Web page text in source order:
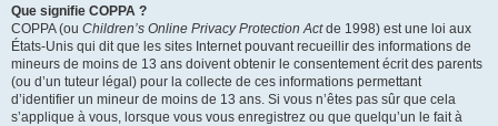
Que signifie COPPA ?
COPPA (ou Children’s Online Privacy Protection Actde 1998) est une loi aux
États-Unis qui dit que les sites Internet pouvant recueillir des informations de
mineurs de moins de 13 ans doivent obtenir le consentement écrit des parents
(ou d’un tuteur légal) pour la collecte de ces informations permettant
d’identifier un mineur de moins de 13 ans. Si vous n’êtes pas sûr que cela
s’applique à vous, lorsque vous vous enregistrez ou que quelqu’un le fait à